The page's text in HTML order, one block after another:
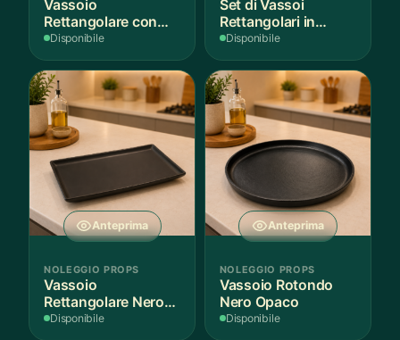
Vassoio
Rettangolare con
Fantasia
Disponibile
Set di Vassoi
Rettangolari in
Finitura Legno
Disponibile
Anteprima
NOLEGGIO PROPS
Vassoio
Rettangolare Nero
Opaco
Disponibile
Anteprima
NOLEGGIO PROPS
Vassoio Rotondo
Nero Opaco
Disponibile